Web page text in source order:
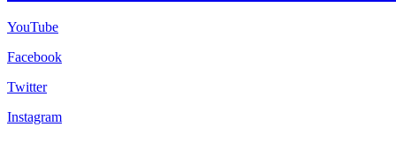
YouTube
Facebook
Twitter
Instagram